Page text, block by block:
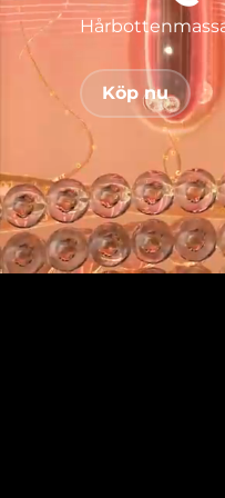
Köp nu
issa™ Teeth
FAQ™ Dual LED
POPULÄR